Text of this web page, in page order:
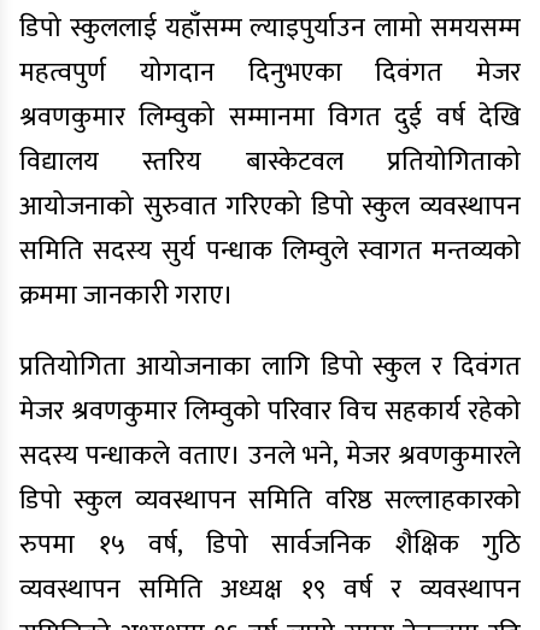
डिपो स्कुललाई यहाँसम्म ल्याइपुर्याउन लामो समयसम्म
महत्वपुर्ण योगदान दिनुभएका दिवंगत मेजर
श्रवणकुमार लिम्वुको सम्मानमा विगत दुई वर्ष देखि
विद्यालय स्तरिय बास्केटवल प्रतियोगिताको
आयोजनाको सुरुवात गरिएको डिपो स्कुल व्यवस्थापन
समिति सदस्य सुर्य पन्धाक लिम्वुले स्वागत मन्तव्यको
क्रममा जानकारी गराए।
प्रतियोगिता आयोजनाका लागि डिपो स्कुल र दिवंगत
मेजर श्रवणकुमार लिम्वुको परिवार विच सहकार्य रहेको
सदस्य पन्धाकले वताए। उनले भने, मेजर श्रवणकुमारले
डिपो स्कुल व्यवस्थापन समिति वरिष्ठ सल्लाहकारको
रुपमा १५ वर्ष, डिपो सार्वजनिक शैक्षिक गुठि
व्यवस्थापन समिति अध्यक्ष १९ वर्ष र व्यवस्थापन